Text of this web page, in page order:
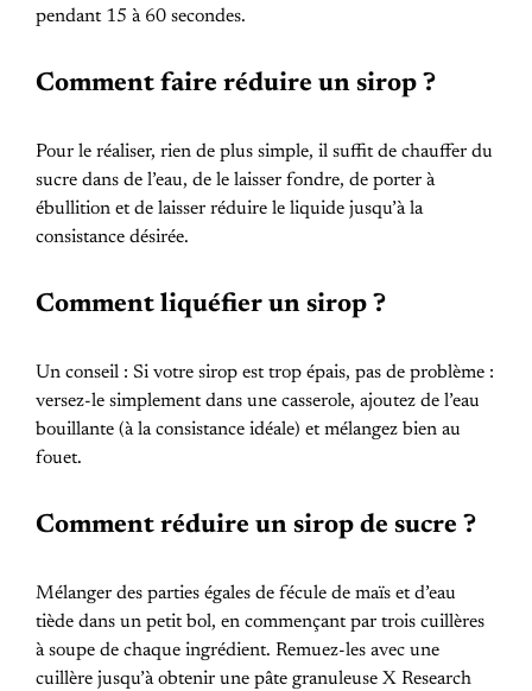
pendant 15 à 60 secondes.
Comment faire réduire un sirop ?
Pour le réaliser, rien de plus simple, il suffit de chauffer du
sucre dans de l’eau, de le laisser fondre, de porter à
ébullition et de laisser réduire le liquide jusqu’à la
consistance désirée.
Comment liquéfier un sirop ?
Un conseil : Si votre sirop est trop épais, pas de problème :
versez-le simplement dans une casserole, ajoutez de l’eau
bouillante (à la consistance idéale) et mélangez bien au
fouet.
Comment réduire un sirop de sucre ?
Mélanger des parties égales de fécule de maïs et d’eau
tiède dans un petit bol, en commençant par trois cuillères
à soupe de chaque ingrédient. Remuez-les avec une
cuillère jusqu’à obtenir une pâte granuleuse X Research